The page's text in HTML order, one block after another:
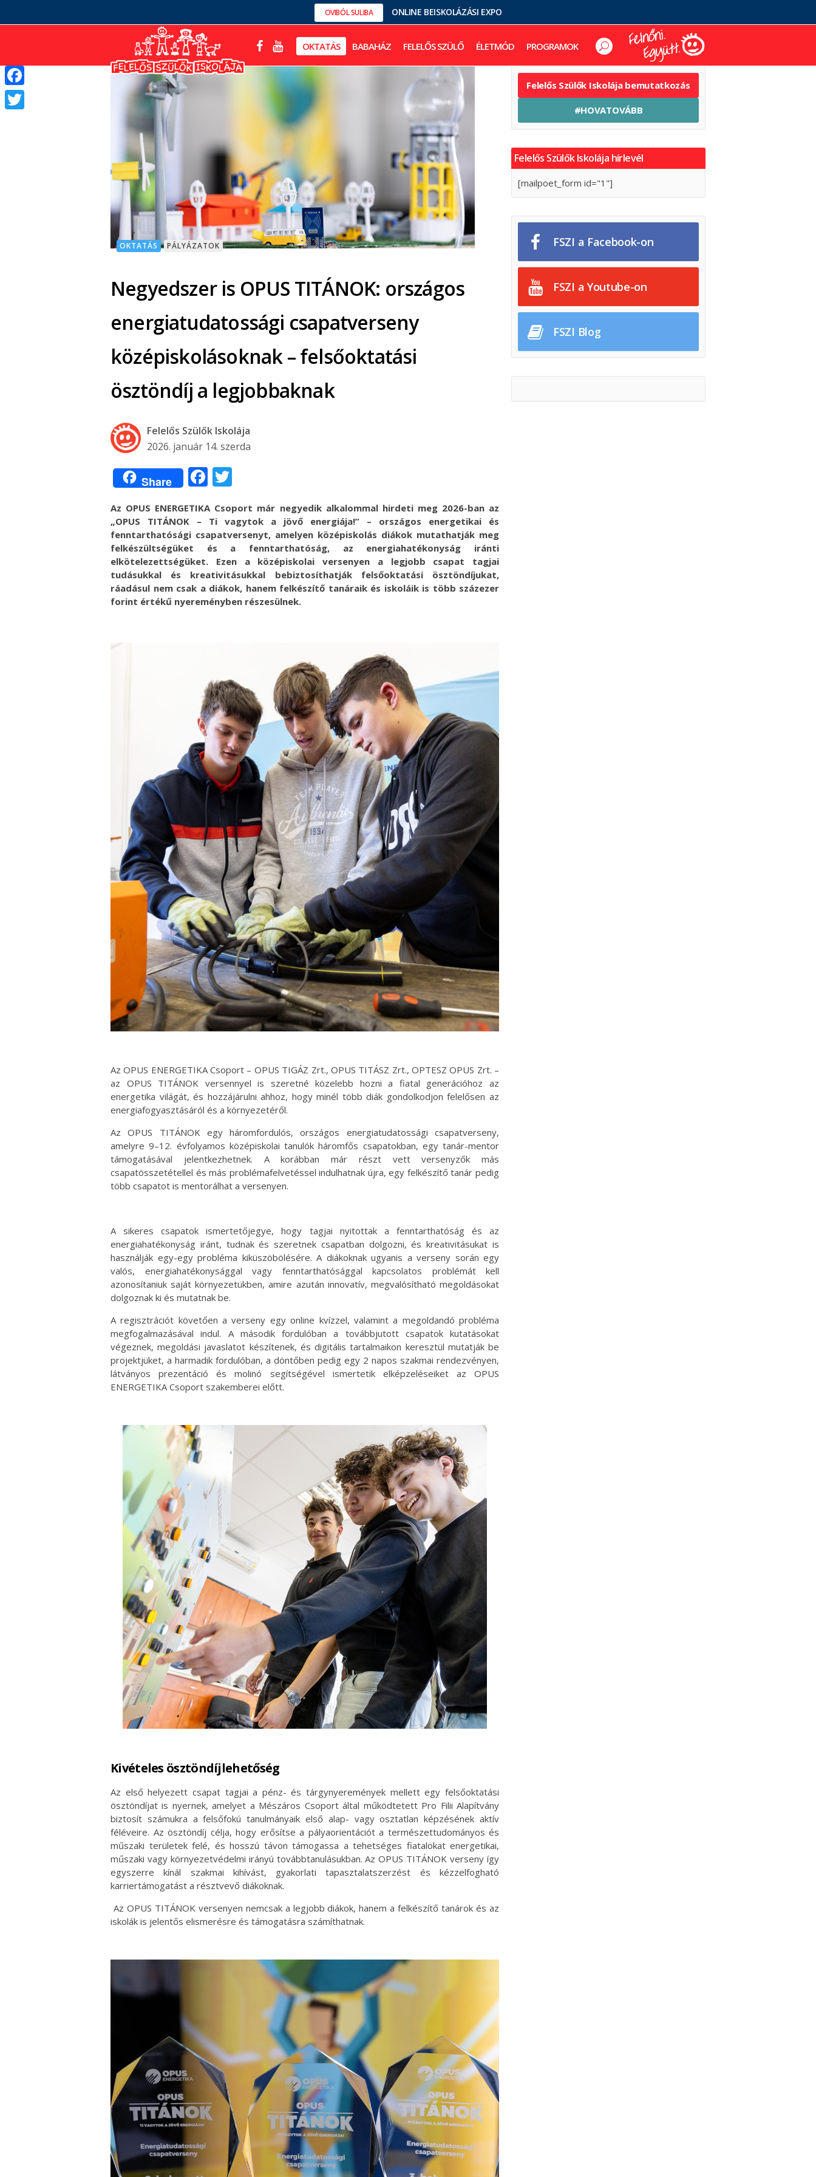
OVIBÓL SULIBA ONLINE BEISKOLÁZÁSI EXPO
OKTATÁS BABAHÁZ FELELŐS SZÜLŐ ÉLETMÓD PROGRAMOK
OKTATÁS PÁLYÁZATOK
Negyedszer is OPUS TITÁNOK: országos
energiatudatossági csapatverseny
középiskolásoknak – felsőoktatási
ösztöndíj a legjobbaknak
Felelős Szülők Iskolája
2026. január 14. szerda
Share Facebook
Az OPUS ENERGETIKA Csoport már negyedik alkalommal hirdeti meg 2026-ban az
„OPUS TITÁNOK – Ti vagytok a jövő energiája!” – országos energetikai és
fenntarthatósági csapatversenyt, amelyen középiskolás diákok mutathatják meg
felkészültségüket és a fenntarthatóság, az energiahatékonyság iránti
elkötelezettségüket. Ezen a középiskolai versenyen a legjobb csapat tagjai
tudásukkal és kreativitásukkal bebiztosíthatják felsőoktatási ösztöndíjukat,
ráadásul nem csak a diákok, hanem felkészítő tanáraik és iskoláik is több százezer
forint értékű nyereményben részesülnek.
Az OPUS ENERGETIKA Csoport – OPUS TIGÁZ Zrt., OPUS TITÁSZ Zrt., OPTESZ OPUS Zrt. –
az OPUS TITÁNOK versennyel is szeretné közelebb hozni a fiatal generációhoz az
energetika világát, és hozzájárulni ahhoz, hogy minél több diák gondolkodjon felelősen az
energiafogyasztásáról és a környezetéről.
Az OPUS TITÁNOK egy háromfordulós, országos energiatudatossági csapatverseny,
amelyre 9–12. évfolyamos középiskolai tanulók háromfős csapatokban, egy tanár-mentor
támogatásával jelentkezhetnek. A korábban már részt vett versenyzők más
csapatösszetétellel és más problémafelvetéssel indulhatnak újra, egy felkészítő tanár pedig
több csapatot is mentorálhat a versenyen.
A sikeres csapatok ismertetőjegye, hogy tagjai nyitottak a fenntarthatóság és az
energiahatékonyság iránt, tudnak és szeretnek csapatban dolgozni, és kreativitásukat is
használják egy-egy probléma kiküszöbölésére. A diákoknak ugyanis a verseny során egy
valós, energiahatékonysággal vagy fenntarthatósággal kapcsolatos problémát kell
azonosítaniuk saját környezetükben, amire azután innovatív, megvalósítható megoldásokat
dolgoznak ki és mutatnak be.
A regisztrációt követően a verseny egy online kvízzel, valamint a megoldandó probléma
megfogalmazásával indul. A második fordulóban a továbbjutott csapatok kutatásokat
végeznek, megoldási javaslatot készítenek, és digitális tartalmaikon keresztül mutatják be
projektjüket, a harmadik fordulóban, a döntőben pedig egy 2 napos szakmai rendezvényen,
látványos prezentáció és molinó segítségével ismertetik elképzeléseiket az OPUS
ENERGETIKA Csoport szakemberei előtt.
Kivételes ösztöndíjlehetőség
Az első helyezett csapat tagjai a pénz- és tárgynyeremények mellett egy felsőoktatási
ösztöndíjat is nyernek, amelyet a Mészáros Csoport által működtetett Pro Filii Alapítvány
biztosít számukra a felsőfokú tanulmányaik első alap- vagy osztatlan képzésének aktív
féléveire. Az ösztöndíj célja, hogy erősítse a pályaorientációt a természettudományos és
műszaki területek felé, és hosszú távon támogassa a tehetséges fiatalokat energetikai,
műszaki vagy környezetvédelmi irányú továbbtanulásukban. ​Az OPUS TITÁNOK verseny így
egyszerre kínál szakmai kihívást, gyakorlati tapasztalatszerzést és kézzelfogható
karriertámogatást a résztvevő diákoknak.
​ Az OPUS TITÁNOK versenyen nemcsak a legjobb diákok, hanem a felkészítő tanárok és az
iskolák is jelentős elismerésre és támogatásra számíthatnak.
Felelős Szülők Iskolája bemutatkozás
#HOVATOVÁBB
Felelős Szülők Iskolája hírlevél
[mailpoet_form id="1"]
FSZI a Facebook-on
FSZI a Youtube-on
FSZI Blog
Facebook